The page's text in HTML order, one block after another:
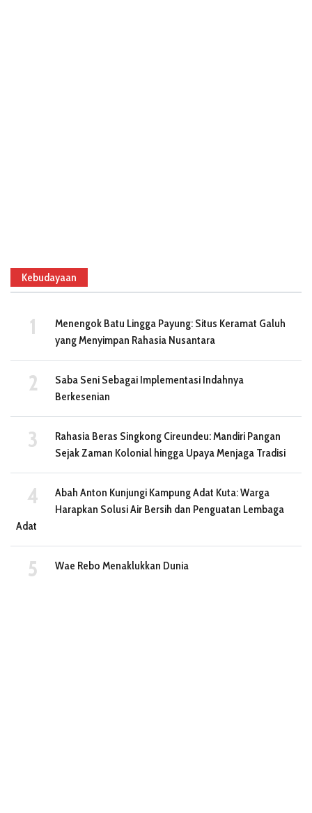
Kebudayaan
Menengok Batu Lingga Payung: Situs Keramat Galuh
yang Menyimpan Rahasia Nusantara
Saba Seni Sebagai Implementasi Indahnya
Berkesenian
Rahasia Beras Singkong Cireundeu: Mandiri Pangan
Sejak Zaman Kolonial hingga Upaya Menjaga Tradisi
Abah Anton Kunjungi Kampung Adat Kuta: Warga
Harapkan Solusi Air Bersih dan Penguatan Lembaga
Adat
Wae Rebo Menaklukkan Dunia